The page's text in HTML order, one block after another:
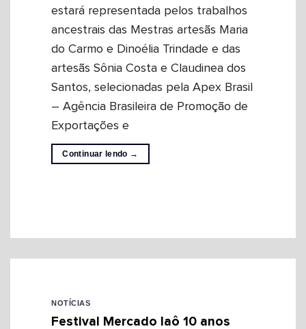
estará representada pelos trabalhos
ancestrais das Mestras artesãs Maria
do Carmo e Dinoélia Trindade e das
artesãs Sônia Costa e Claudinea dos
Santos, selecionadas pela Apex Brasil
– Agência Brasileira de Promoção de
Exportações e
Continuar lendo →
NOTÍCIAS
Festival Mercado Iaô 10 anos